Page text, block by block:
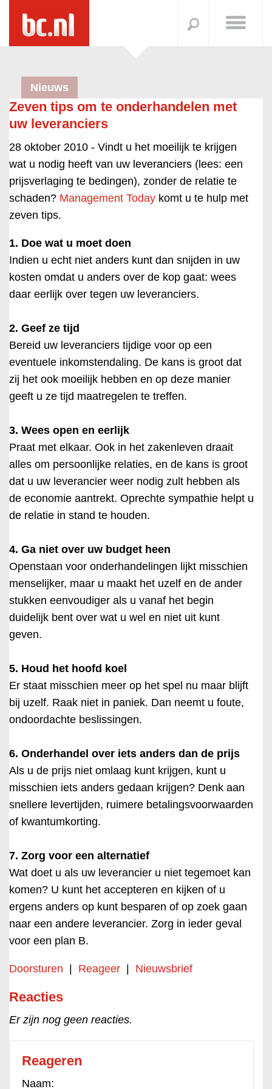
Nieuws
Zeven tips om te onderhandelen met
uw leveranciers
28 oktober 2010 - Vindt u het moeilijk te krijgen
wat u nodig heeft van uw leveranciers (lees: een
prijsverlaging te bedingen), zonder de relatie te
schaden? Management Today komt u te hulp met
zeven tips.
1. Doe wat u moet doen
Indien u echt niet anders kunt dan snijden in uw
kosten omdat u anders over de kop gaat: wees
daar eerlijk over tegen uw leveranciers.
2. Geef ze tijd
Bereid uw leveranciers tijdige voor op een
eventuele inkomstendaling. De kans is groot dat
zij het ook moeilijk hebben en op deze manier
geeft u ze tijd maatregelen te treffen.
3. Wees open en eerlijk
Praat met elkaar. Ook in het zakenleven draait
alles om persoonlijke relaties, en de kans is groot
dat u uw leverancier weer nodig zult hebben als
de economie aantrekt. Oprechte sympathie helpt u
de relatie in stand te houden.
4. Ga niet over uw budget heen
Openstaan voor onderhandelingen lijkt misschien
menselijker, maar u maakt het uzelf en de ander
stukken eenvoudiger als u vanaf het begin
duidelijk bent over wat u wel en niet uit kunt
geven.
5. Houd het hoofd koel
Er staat misschien meer op het spel nu maar blijft
bij uzelf. Raak niet in paniek. Dan neemt u foute,
ondoordachte beslissingen.
6. Onderhandel over iets anders dan de prijs
Als u de prijs niet omlaag kunt krijgen, kunt u
misschien iets anders gedaan krijgen? Denk aan
snellere levertijden, ruimere betalingsvoorwaarden
of kwantumkorting.
7. Zorg voor een alternatief
Wat doet u als uw leverancier u niet tegemoet kan
komen? U kunt het accepteren en kijken of u
ergens anders op kunt besparen of op zoek gaan
naar een andere leverancier. Zorg in ieder geval
voor een plan B.
Doorsturen Reageer Nieuwsbrief
Reacties
Er zijn nog geen reacties.
Reageren
Naam: